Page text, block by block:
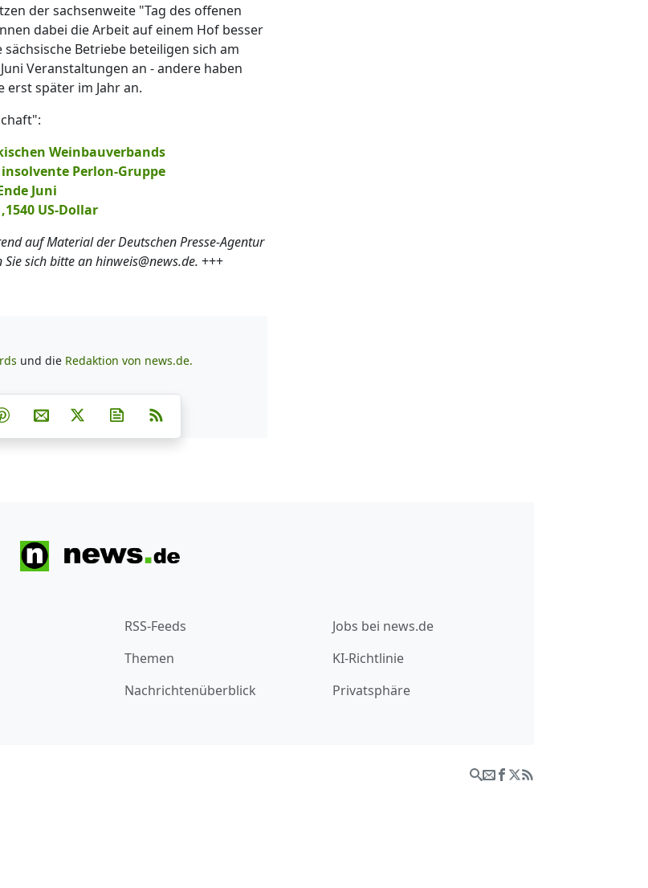
der sachsenweite "Tag des offenen
dabei die Arbeit auf einem Hof besser
Betriebe beteiligen sich am
Veranstaltungen an - andere haben
später im Jahr an.
Weinbauverbands
Perlon-Gruppe
Juni
US-Dollar
auf Material der Deutschen Presse-Agentur
sich bitte an hinweis@news.de. +++
und die Redaktion von news.de.
hinzufügen
Teilen auf Facebook
Teilen auf Whatsapp
Teilen auf Telegram
Teilen auf Pinterest
Per E-Mail teilen
Post auf XNewsletter abonnieren
RSS-Feeds
Themen
Nachrichtenüberblick
Jobs bei news.de
KI-Richtlinie
Privatsphäre